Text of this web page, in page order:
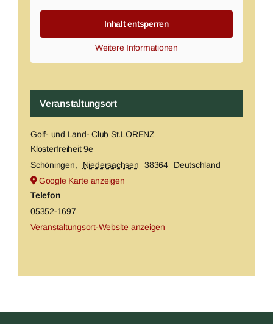
Veranstaltungsort
Golf- und Land- Club St.LORENZ
Klosterfreiheit 9e
Schöningen, Niedersachsen 38364
Deutschland
Google Karte anzeigen
Telefon
05352-1697
Veranstaltungsort-Website anzeigen
Inhalt entsperren
Weitere Informationen